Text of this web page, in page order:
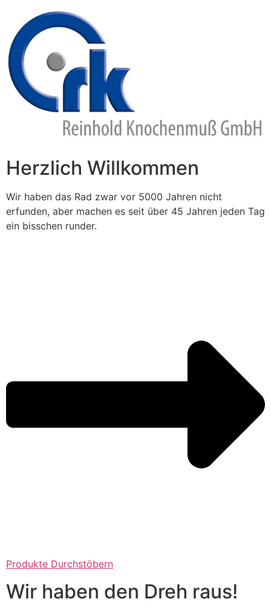
Inhalt
springen
Herzlich Willkommen
Wir haben das Rad zwar vor 5000 Jahren nicht
erfunden, aber machen es seit über 45 Jahren jeden Tag
ein bisschen runder.
Produkte Durchstöbern
Wir haben den Dreh raus!